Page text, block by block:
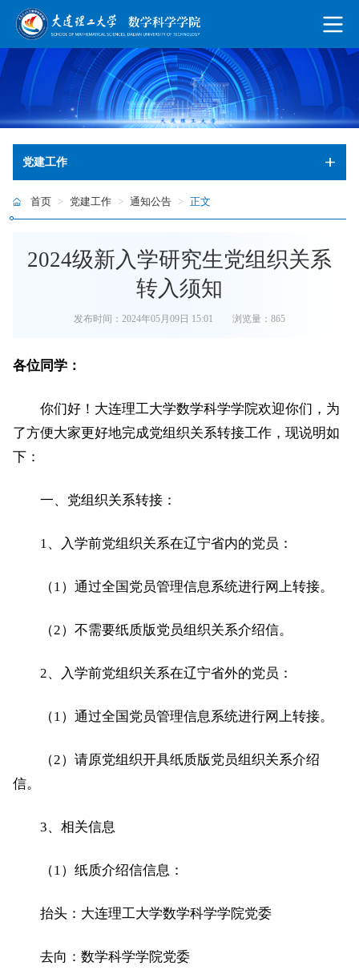
党建工作
首页 > 党建工作 > 通知公告 > 正文
2024级新入学研究生党组织关系
转入须知
发布时间：2024年05月09日 15:01 浏览量： 865
各位同学：
你们好！大连理工大学数学科学学院欢迎你们，为
了方便大家更好地完成党组织关系转接工作，现说明如
下：
一、党组织关系转接：
1、入学前党组织关系在辽宁省内的党员：
（1）通过全国党员管理信息系统进行网上转接。
（2）不需要纸质版党员组织关系介绍信。
2、入学前党组织关系在辽宁省外的党员：
（1）通过全国党员管理信息系统进行网上转接。
（2）请原党组织开具纸质版党员组织关系介绍
信。
3、相关信息
（1）纸质介绍信信息：
抬头：大连理工大学数学科学学院党委
去向：数学科学学院党委